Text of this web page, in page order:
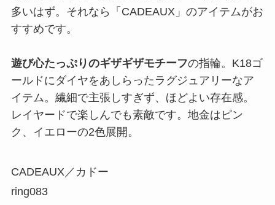
多いはず。それなら「CADEAUX」のアイテムがお
すすめです。
遊び心たっぷりのギザギザモチーフの指輪。K18ゴ
ールドにダイヤをあしらったラグジュアリーなア
イテム。繊細で主張しすぎず、ほどよい存在感。
レイヤードで楽しんでも素敵です。地金はピン
ク、イエローの2色展開。
CADEAUX／カドー
ring083